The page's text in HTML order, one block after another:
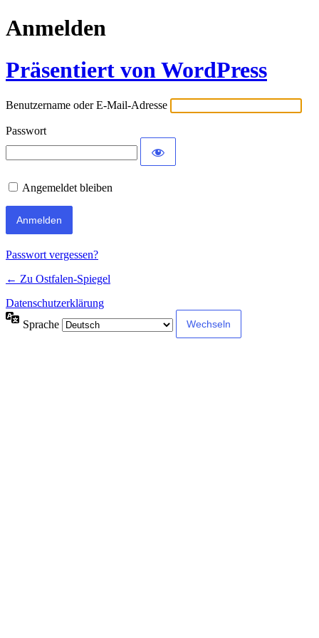
Anmelden
Präsentiert von WordPress
Benutzername oder E-Mail-Adresse
Passwort
Angemeldet bleiben
Passwort vergessen?
← Zu Ostfalen-Spiegel
Datenschutzerklärung
Sprache